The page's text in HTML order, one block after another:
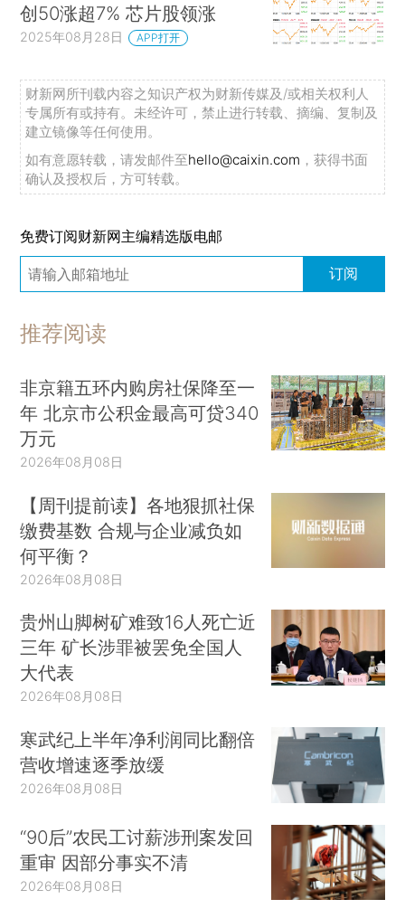
创50涨超7% 芯片股领涨
2025年08月28日 APP打开
财新网所刊载内容之知识产权为财新传媒及/或相关权利人
专属所有或持有。未经许可，禁止进行转载、摘编、复制及
建立镜像等任何使用。
如有意愿转载，请发邮件至hello@caixin.com ，获得书面
确认及授权后，方可转载。
免费订阅财新网主编精选版电邮
订阅
推荐阅读
非京籍五环内购房社保降至一
年 北京市公积金最高可贷340
万元
2026年08月08日
【周刊提前读】各地狠抓社保
缴费基数 合规与企业减负如
何平衡？
2026年08月08日
贵州山脚树矿难致16人死亡近
三年 矿长涉罪被罢免全国人
大代表
2026年08月08日
寒武纪上半年净利润同比翻倍
营收增速逐季放缓
2026年08月08日
“90后”农民工讨薪涉刑案发回
重审 因部分事实不清
2026年08月08日